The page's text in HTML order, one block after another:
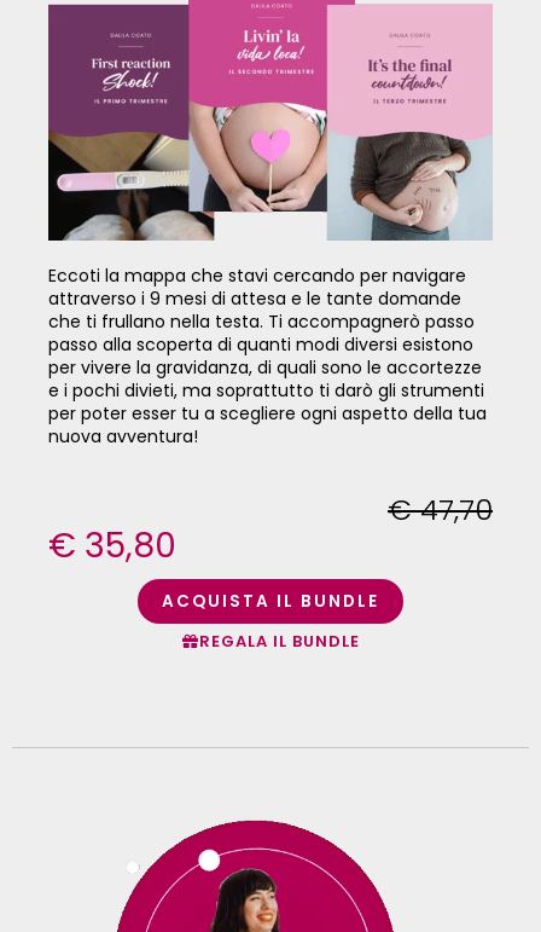
Eccoti la mappa che stavi cercando per navigare
attraverso i 9 mesi di attesa e le tante domande
che ti frullano nella testa. Ti accompagnerò passo
passo alla scoperta di quanti modi diversi esistono
per vivere la gravidanza, di quali sono le accortezze
e i pochi divieti, ma soprattutto ti darò gli strumenti
per poter esser tu a scegliere ogni aspetto della tua
nuova avventura!
€ 47,70
€ 35,80
ACQUISTA IL BUNDLE
REGALA IL BUNDLE